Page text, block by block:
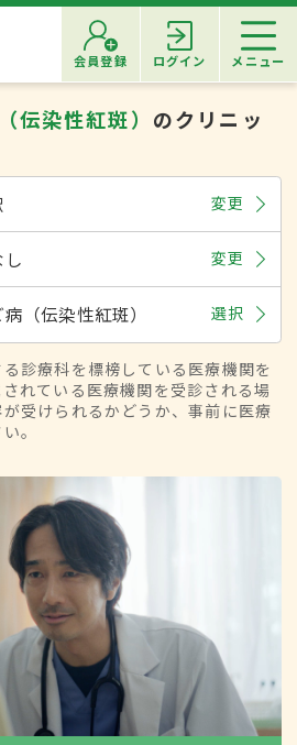
会員登録 ログイン メニュー
伝染性紅斑） のクリニッ
変更
変更
（伝染性紅斑） 選択
診療科を標榜している医療機関を
れている医療機関を受診される場
受けられるかどうか、事前に医療
。